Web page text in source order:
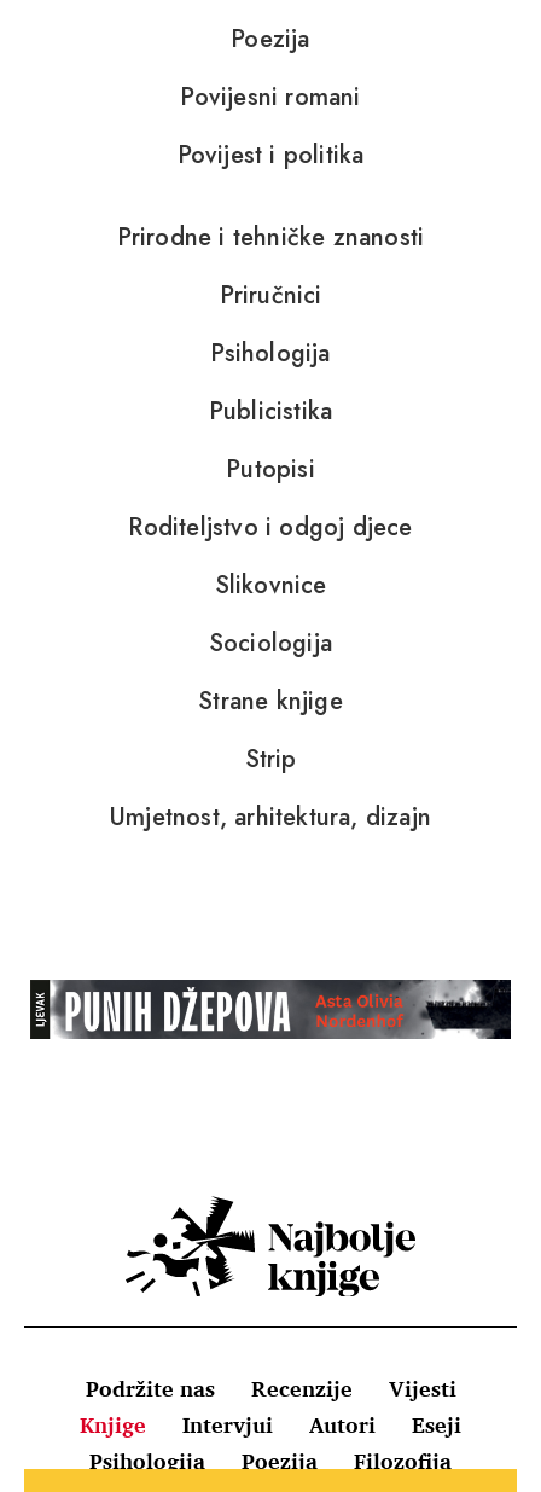
Poezija
Povijesni romani
Povijest i politika
Prirodne i tehničke znanosti
Priručnici
Psihologija
Publicistika
Putopisi
Roditeljstvo i odgoj djece
Slikovnice
Sociologija
Strane knjige
Strip
Umjetnost, arhitektura, dizajn
Podržite nas Recenzije
Vijesti
Knjige
Intervjui Autori
Eseji
Psihologija
Poezija Filozofija